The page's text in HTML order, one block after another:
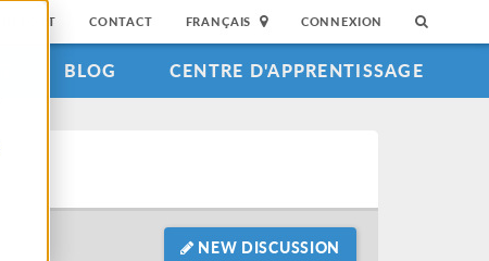
SUPPORT CONTACT FRANÇAIS CONNEXION
BLOG CENTRE D'APPRENTISSAGE
NEW DISCUSSION